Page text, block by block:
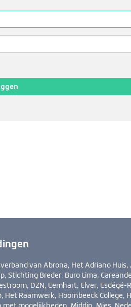
van Abrona, Het Adriano
Stichting Breder, Buro Lima,
DZN, Eemhart, Elver, Esdégé-
Het Raamwerk, Hoornbeeck